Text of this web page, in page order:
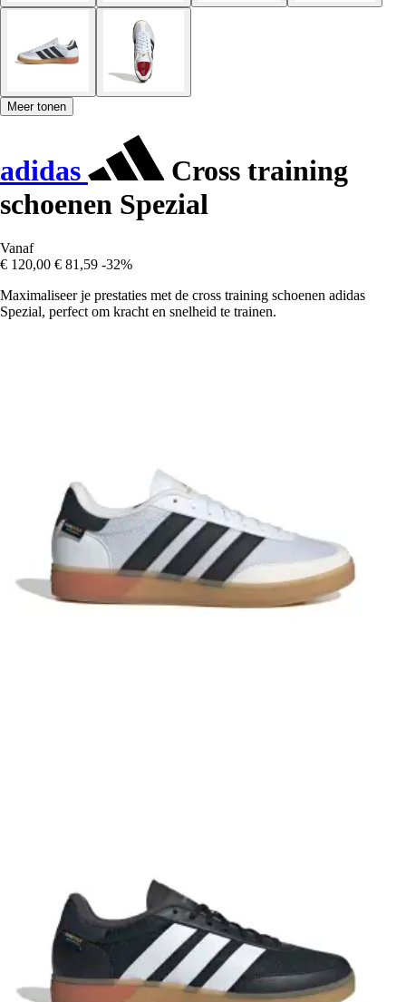
Meer tonen
adidas
Cross training
schoenen Spezial
Vanaf
€ 120,00 € 81,59 -32%
Maximaliseer je prestaties met de cross training schoenen adidas
Spezial, perfect om kracht en snelheid te trainen.